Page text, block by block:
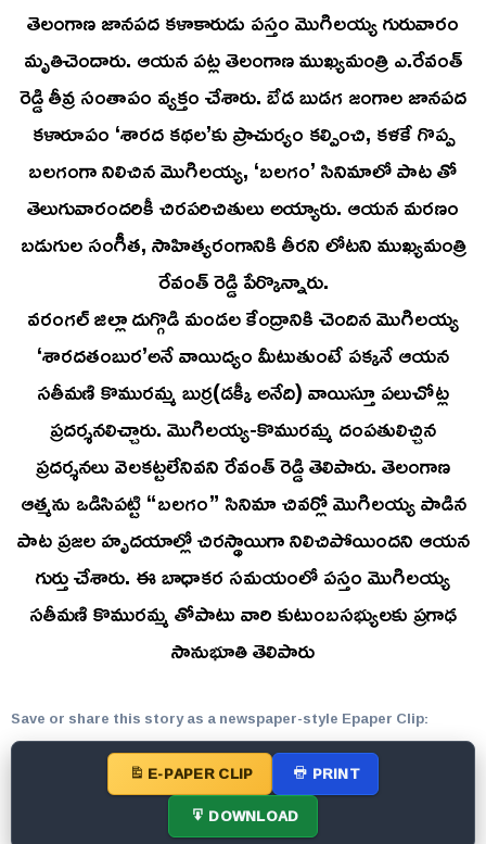
తెలంగాణ జానపద కళాకారుడు పస్తం మొగిలయ్య గురువారం
మృతిచెందారు. ఆయన పట్ల తెలంగాణ ముఖ్యమంత్రి ఎ.రేవంత్
రెడ్డి తీవ్ర సంతాపం వ్యక్తం చేశారు. బేడ బుడగ జంగాల జానపద
కళారూపం ‘శారద కథల’కు ప్రాచుర్యం కల్పించి, కళకే గొప్ప
బలగంగా నిలిచిన మొగిలయ్య, ‘బలగం’ సినిమాలో పాట తో
తెలుగువారందరికీ చిరపరిచితులు అయ్యారు. ఆయన మరణం
బడుగుల సంగీత, సాహిత్యరంగానికి తీరని లోటని ముఖ్యమంత్రి
రేవంత్ రెడ్డి పేర్కొన్నారు.
వరంగల్‌ జిల్లా దుగ్గొడి మండల కేంద్రానికి చెందిన మొగిలయ్య
‘శారదతంబుర’అనే వాయిద్యం మీటుతుంటే పక్కనే ఆయన
సతీమణి కొమురమ్మ బుర్ర(డక్కీ అనేది) వాయిస్తూ పలుచోట్ల
ప్రదర్శనలిచ్చారు. మొగిలయ్య-కొమురమ్మ దంపతులిచ్చిన
ప్రదర్శనలు వెలకట్టలేనివని రేవంత్ రెడ్డి తెలిపారు. తెలంగాణ
ఆత్మను ఒడిసిపట్టి “బలగం” సినిమా చివర్లో మొగిలయ్య పాడిన
పాట ప్రజల హృదయాల్లో చిరస్థాయిగా నిలిచిపోయిందని ఆయన
గుర్తు చేశారు. ఈ బాధాకర సమయంలో పస్తం మొగిలయ్య
సతీమణి కొమురమ్మ తోపాటు వారి కుటుంబసభ్యులకు ప్రగాఢ
సానుభూతి తెలిపారు
Save or share this story as a newspaper-style Epaper Clip:
E-PAPER CLIP
PRINT
DOWNLOAD